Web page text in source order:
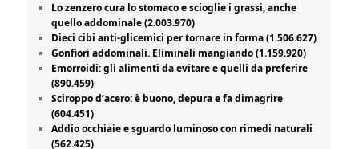
Lo zenzero cura lo stomaco e scioglie i grassi, anche
quello addominale (2.003.970)
Dieci cibi anti-glicemici per tornare in forma (1.506.627)
Gonfiori addominali. Eliminali mangiando (1.159.920)
Emorroidi: gli alimenti da evitare e quelli da preferire
(890.459)
Sciroppo d’acero: è buono, depura e fa dimagrire
(604.451)
Addio occhiaie e sguardo luminoso con rimedi naturali
(562.425)